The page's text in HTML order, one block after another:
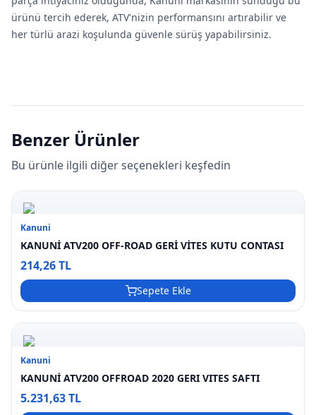
ürünü tercih ederek, ATV'nizin performansını artırabilir ve
her türlü arazi koşulunda güvenle sürüş yapabilirsiniz.
Benzer Ürünler
Bu ürünle ilgili diğer seçenekleri keşfedin
Kanuni
KANUNİ ATV200 OFF-ROAD GERİ VİTES KUTU CONTASI
214,26 TL
Sepete Ekle
Kanuni
KANUNİ ATV200 OFFROAD 2020 GERI VITES SAFTI
5.231,63 TL